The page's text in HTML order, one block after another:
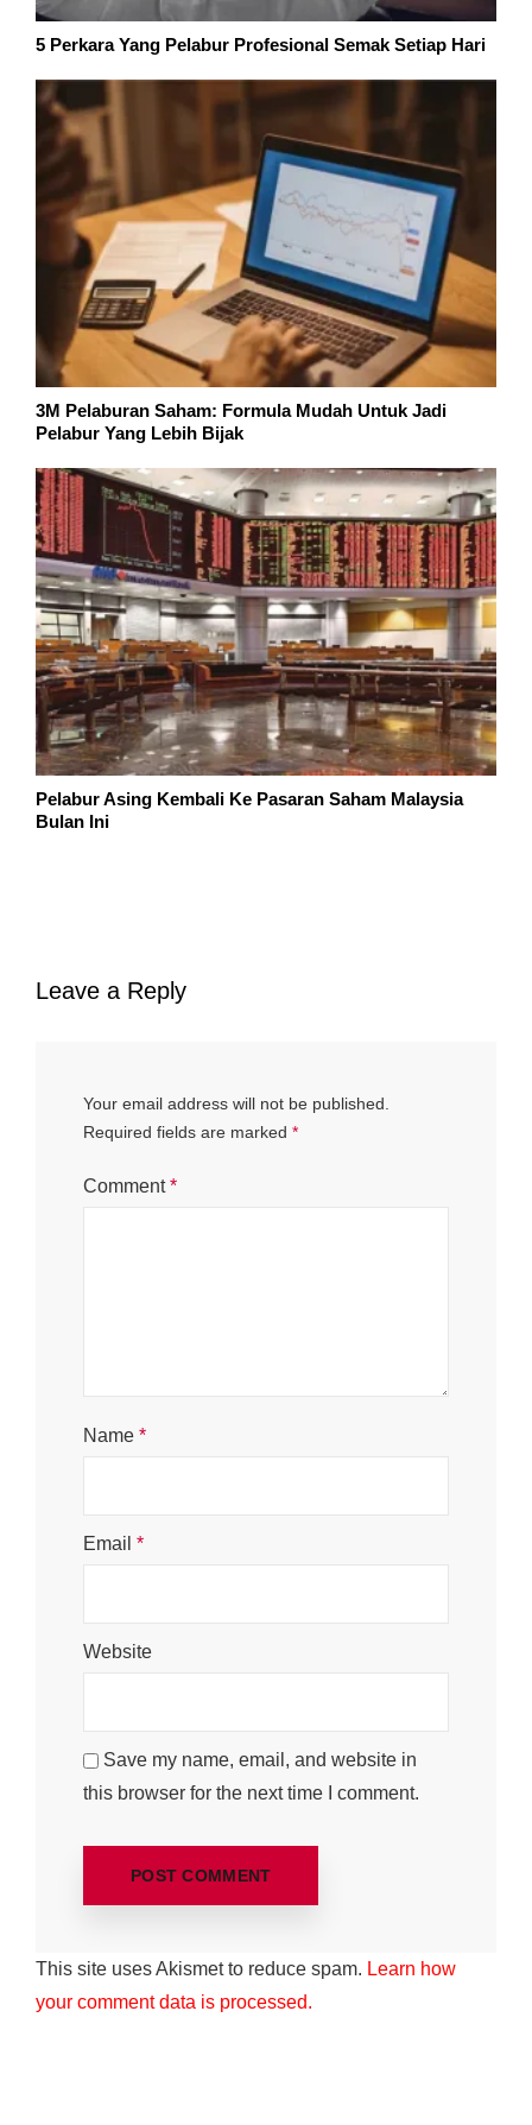
5 Perkara Yang Pelabur Profesional Semak Setiap Hari
3M Pelaburan Saham: Formula Mudah Untuk Jadi
Pelabur Yang Lebih Bijak
Pelabur Asing Kembali Ke Pasaran Saham Malaysia
Bulan Ini
Leave a Reply
Your email address will not be published.
Required fields are marked *
Comment*
Name *
Email *
Website
Save my name, email, and website in
this browser for the next time I comment.
This site uses Akismet to reduce spam. Learn how
your comment data is processed.